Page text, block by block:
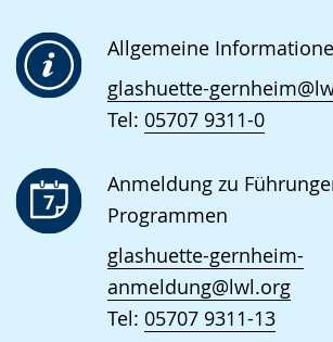
wechseln.
Deutscher
Gebärdensprache
wird
Allgemeine
glashuette-
Tel: 05707 9311-0
Anmeldung zu
Programmen
glashuette-gernheim-
anmeldung@lwl.org
Tel: 05707 9311-13